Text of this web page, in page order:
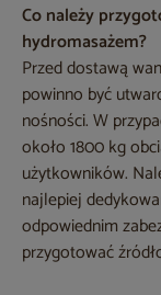
Co należy
hydromasażem?
Przed dostawą
powinno być
nośności. W
około 1800 kg
użytkowników.
najlepiej
odpowiednim
przygotować